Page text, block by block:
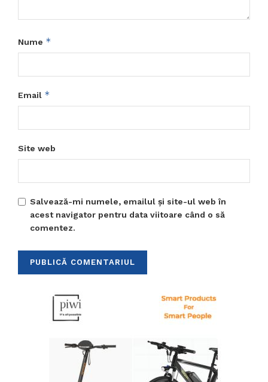
Nume *
Email *
Site web
Salvează-mi numele, emailul și site-ul web în
acest navigator pentru data viitoare când o să
comentez.